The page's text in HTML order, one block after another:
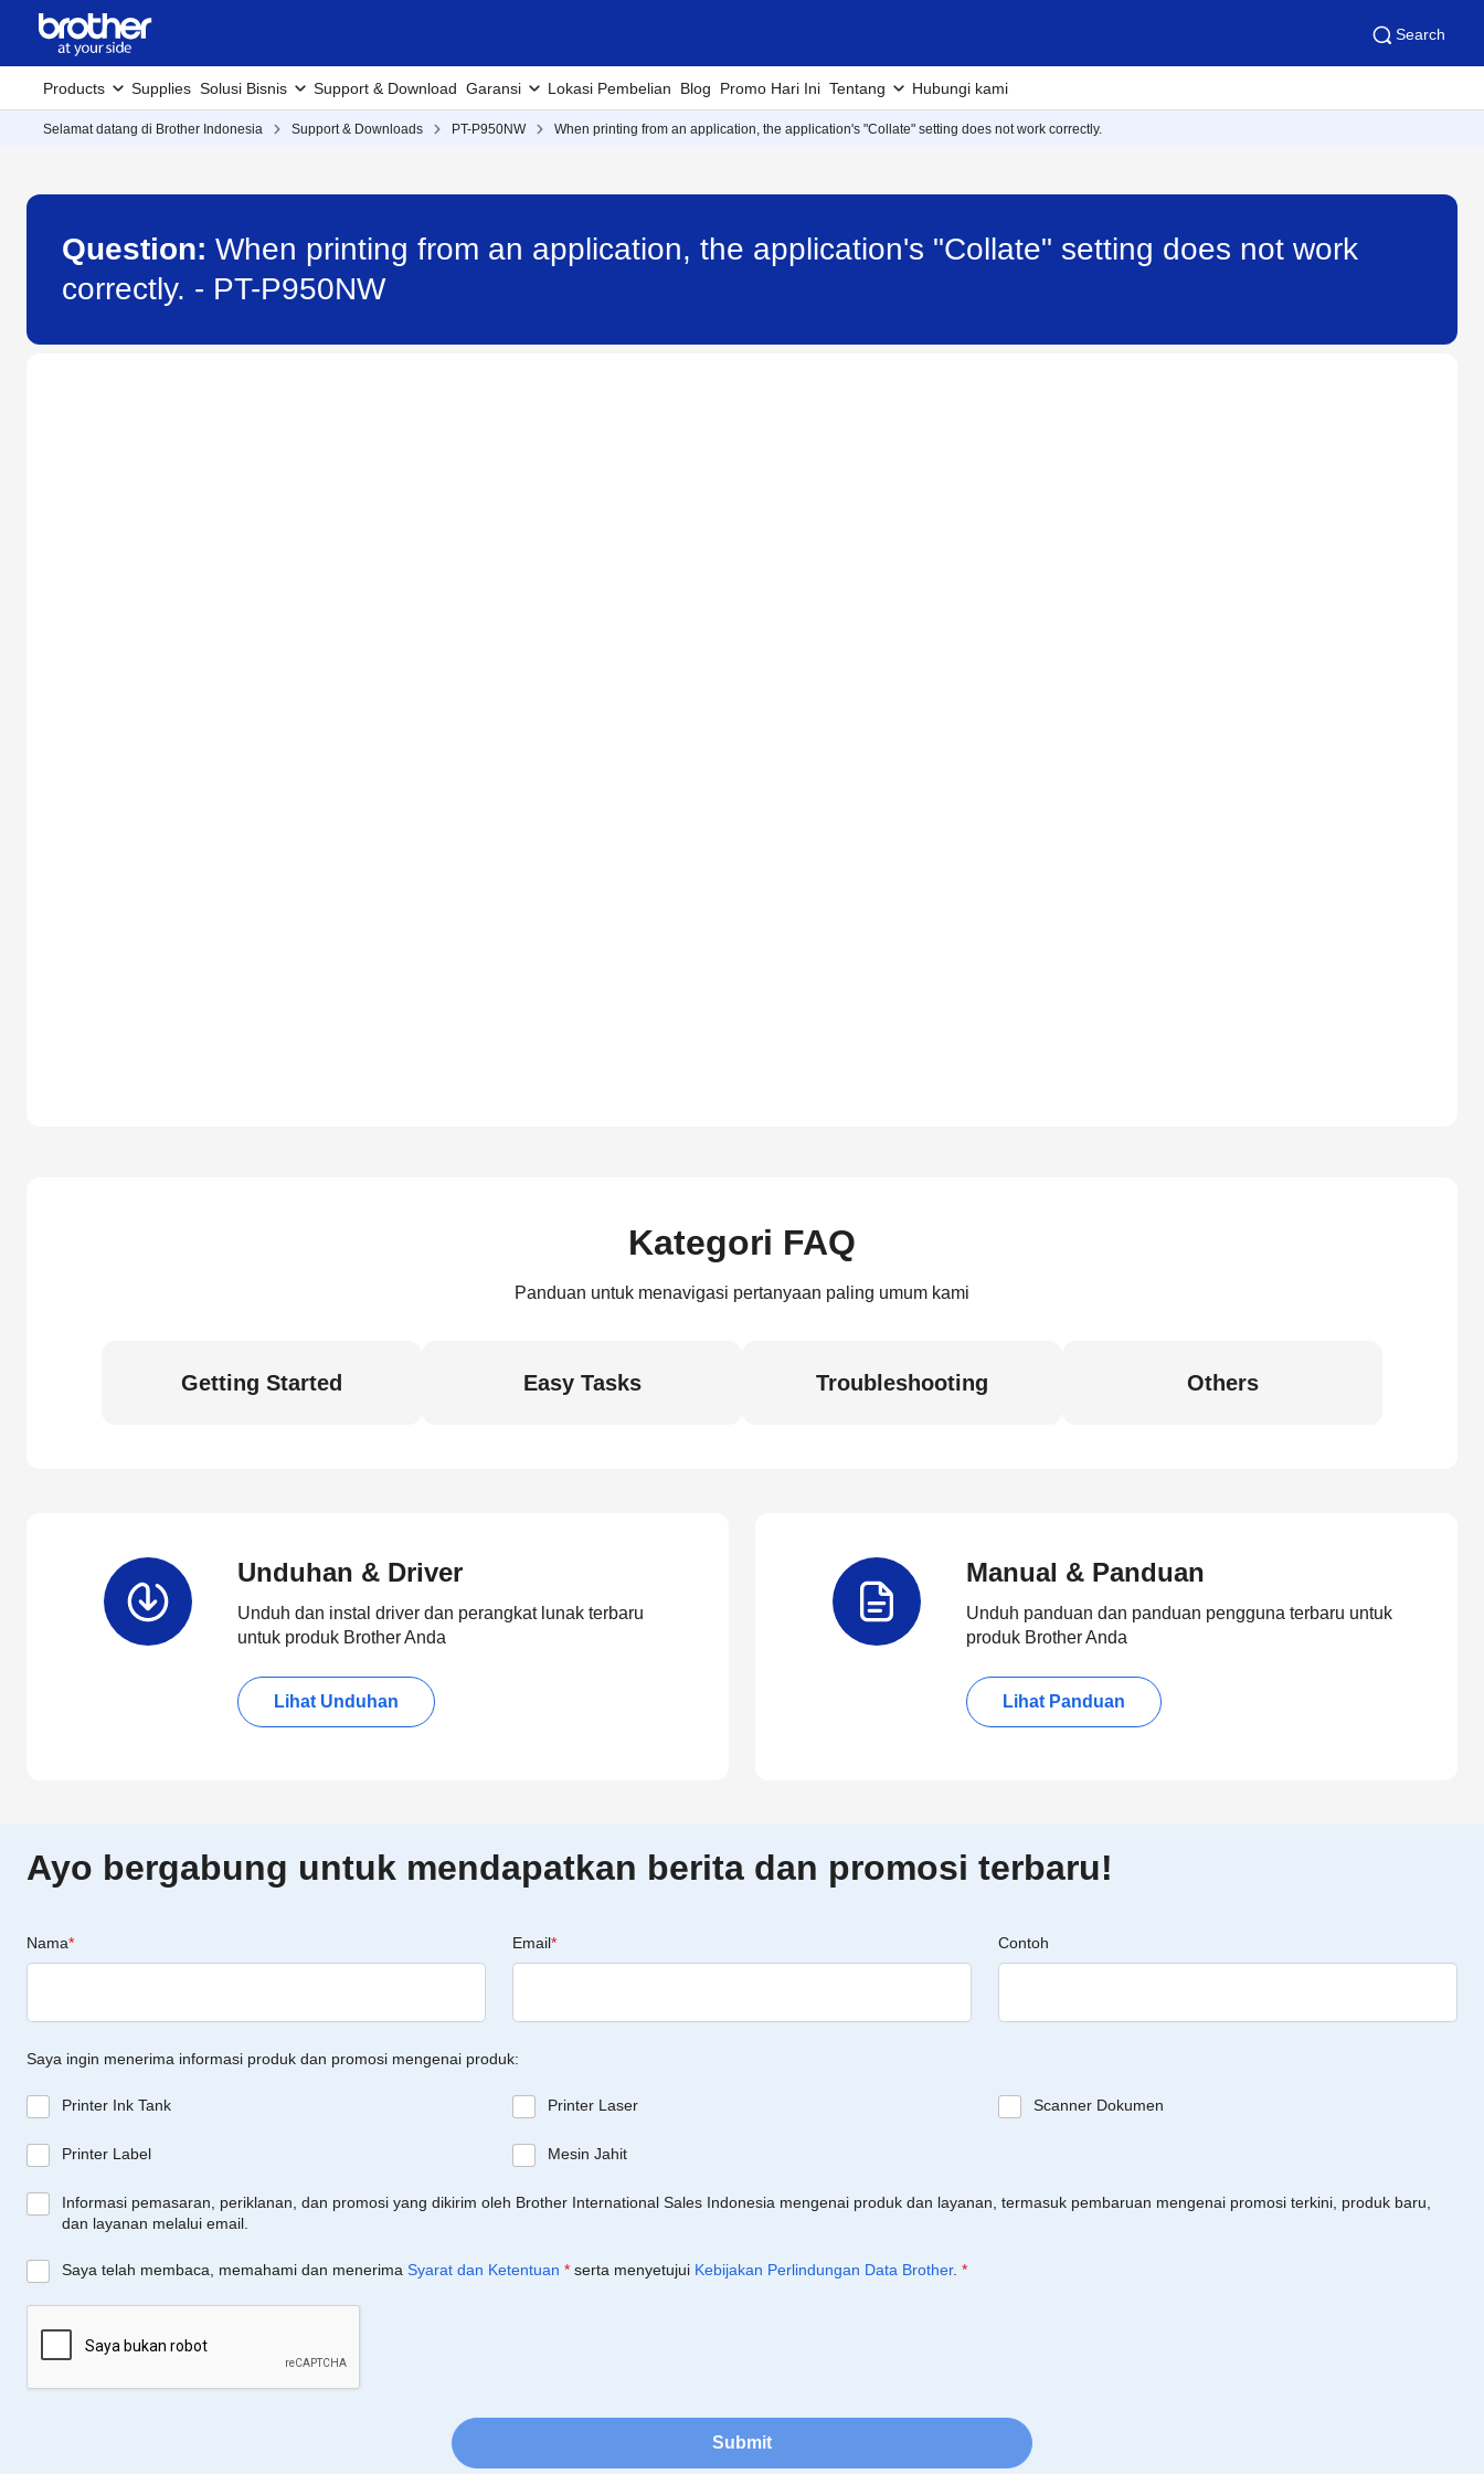
Search
Products Supplies Solusi Bisnis Support & Download Garansi Lokasi Pembelian Blog Promo Hari Ini Tentang Hubungi kami
Selamat datang di Brother Indonesia Support & Downloads PT-P950NW When printing from an application, the application's "Collate" setting does not work correctly.
Question: When printing from an application, the application's "Collate" setting does not work
correctly. - PT-P950NW
Kategori FAQ
Panduan untuk menavigasi pertanyaan paling umum kami
Getting Started Easy Tasks Troubleshooting Others
Unduhan & Driver
Unduh dan instal driver dan perangkat lunak terbaru
untuk produk Brother Anda
Lihat Unduhan
Manual & Panduan
Unduh panduan dan panduan pengguna terbaru untuk
produk Brother Anda
Lihat Panduan
Ayo bergabung untuk mendapatkan berita dan promosi terbaru!
Nama* Email* Contoh
Saya ingin menerima informasi produk dan promosi mengenai produk:
Printer Ink Tank Printer Laser Scanner Dokumen
Printer Label Mesin Jahit
Informasi pemasaran, periklanan, dan promosi yang dikirim oleh Brother International Sales Indonesia mengenai produk dan layanan, termasuk pembaruan mengenai promosi terkini, produk baru,
dan layanan melalui email.
Saya telah membaca, memahami dan menerima Syarat dan Ketentuan * serta menyetujui Kebijakan Perlindungan Data Brother. *
Submit